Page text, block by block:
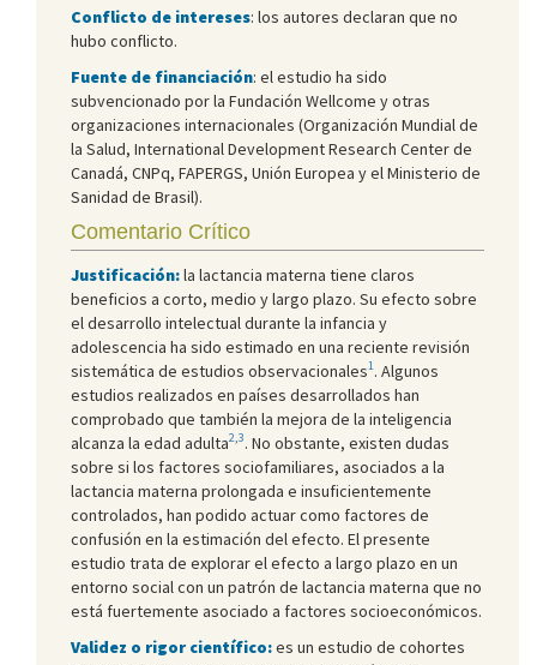
Conflicto de intereses: los autores declaran que no
hubo conflicto.
Fuente de financiación: el estudio ha sido
subvencionado por la Fundación Wellcome y otras
organizaciones internacionales (Organización Mundial de
la Salud, International Development Research Center de
Canadá, CNPq, FAPERGS, Unión Europea y el Ministerio de
Sanidad de Brasil).
Comentario Crítico
Justificación:la lactancia materna tiene claros
beneficios a corto, medio y largo plazo. Su efecto sobre
el desarrollo intelectual durante la infancia y
adolescencia ha sido estimado en una reciente revisión
sistemática de estudios observacionales1. Algunos
estudios realizados en países desarrollados han
comprobado que también la mejora de la inteligencia
alcanza la edad adulta2,3. No obstante, existen dudas
sobre si los factores sociofamiliares, asociados a la
lactancia materna prolongada e insuficientemente
controlados, han podido actuar como factores de
confusión en la estimación del efecto. El presente
estudio trata de explorar el efecto a largo plazo en un
entorno social con un patrón de lactancia materna que no
está fuertemente asociado a factores socioeconómicos.
Validez o rigor científico:es un estudio de cohortes